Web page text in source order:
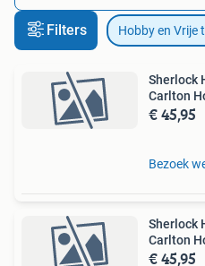
Filters Hobby en Vrije
Sherlock
Carlton
€ 45,95
Bezoek
Sherlock
Carlton
€ 45,95